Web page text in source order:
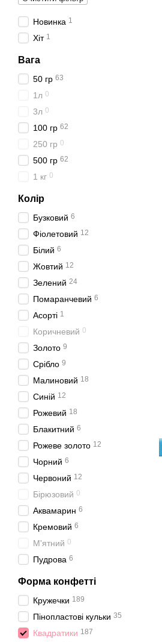
Новинка 1
Хіт 1
Вага
50 гр 63
1л 0
3л 0
100 гр 62
250 гр 0
500 гр 62
1 кг 0
Колір
Бузковий 6
Фіолетовий 12
Білий 6
Жовтий 12
Зелений 24
Помаранчевий 6
Асорті 1
Коричневий 0
Золото 9
Срібло 9
Малиновий 18
Синій 12
Рожевий 18
Блакитний 6
Рожеве золото 12
Чорний 6
Червоний 12
Бірюзовий 0
Аквамарин 6
Кремовий 6
М'ятний 0
Пудрова 6
Форма конфетті
Кружечки 189
Пінопластові кульки 35
Квадратики 187